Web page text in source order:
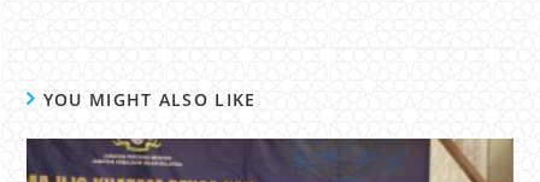
YOU MIGHT ALSO LIKE